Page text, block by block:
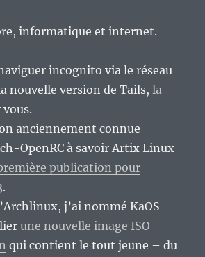
informatique et internet.
incognito via le réseau
nouvelle version de Tails,la
anciennement connue
OpenRC à savoir Artix Linux
publication pour
.
j’ai nommé KaOS
une nouvelle image ISO
qui contient le tout jeune – du